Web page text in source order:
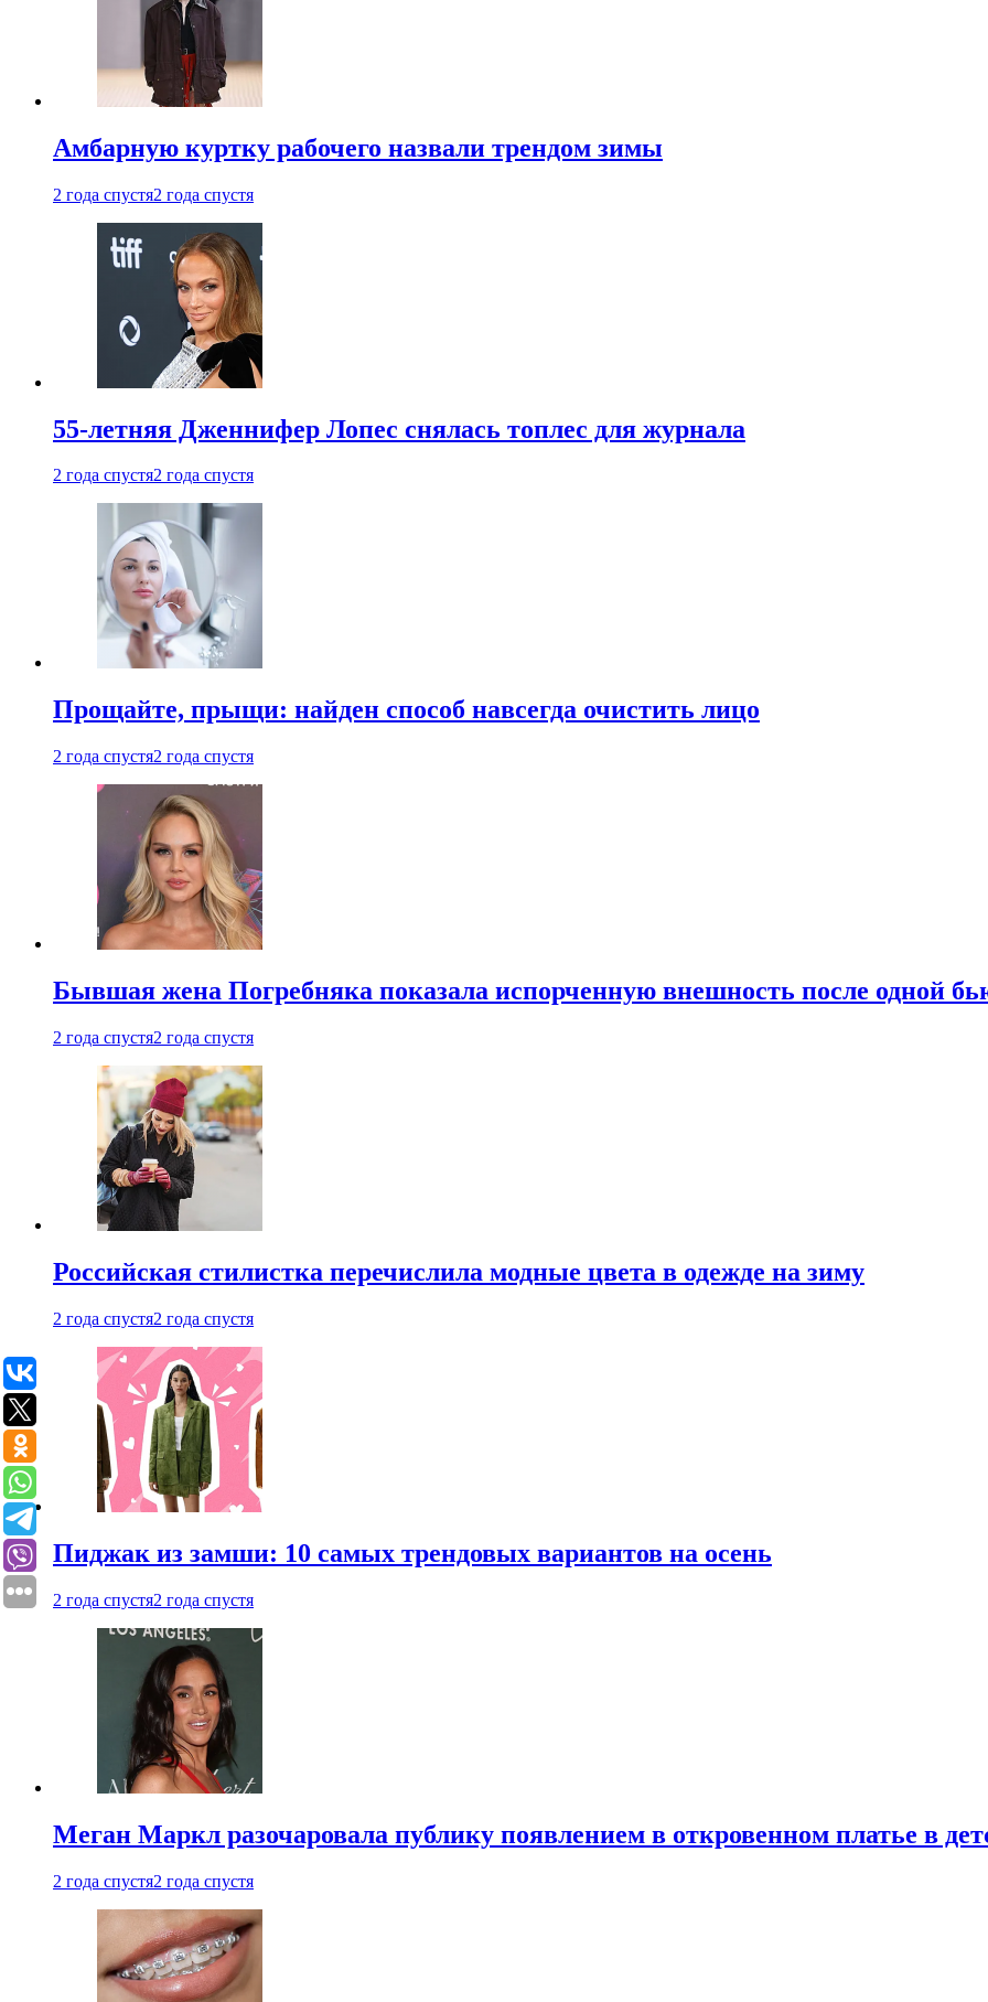
Амбарную куртку рабочего назвали трендом зимы
2 года спустя2 года спустя
55-летняя Дженнифер Лопес снялась топлес для журнала
2 года спустя2 года спустя
Прощайте, прыщи: найден способ навсегда очистить лицо
2 года спустя2 года спустя
Бывшая жена Погребняка показала испорченную внешность после одной
2 года спустя2 года спустя
Российская стилистка перечислила модные цвета в одежде на зиму
2 года спустя2 года спустя
Пиджак из замши: 10 самых трендовых вариантов на осень
2 года спустя2 года спустя
Меган Маркл разочаровала публику появлением в откровенном платье в
2 года спустя2 года спустя